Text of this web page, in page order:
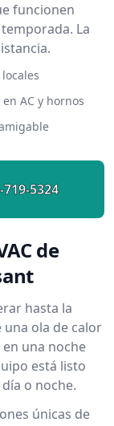
funcionen
La
AC y hornos
719-5324
de
hasta la
una ola de calor
una noche
está listo
o noche.
únicas de